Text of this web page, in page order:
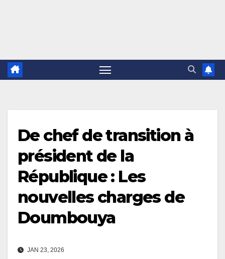
De chef de transition à
président de la
République : Les
nouvelles charges de
Doumbouya
JAN 23, 2026